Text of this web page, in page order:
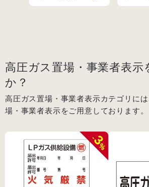
高圧ガス置場・事業者表示
か？
高圧ガス置場・事業者表示カテゴリに
場・事業者表示をご用意しております。
-
3
%